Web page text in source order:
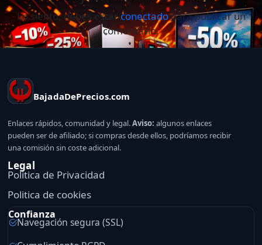
Lo siento, debes estarconectadopara publicar un
comentario.
BajadaDePrecios.com
Enlaces rápidos, comunidad y legal.Aviso: algunos enlaces
pueden ser de afiliado; si compras desde ellos, podríamos recibir
una comisión sin coste adicional.
Legal
Politica de Privacidad
Politica de cookies
Confianza
Navegación segura (SSL)